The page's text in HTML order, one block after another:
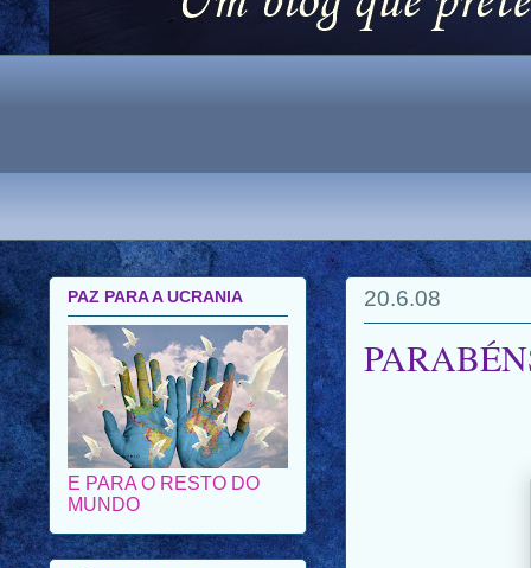
20.6.08
PAZ PARA A UCRANIA
E PARA O RESTO DO
MUNDO